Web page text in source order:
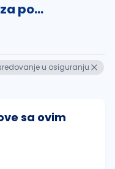
po...
u osiguranju
sa ovim